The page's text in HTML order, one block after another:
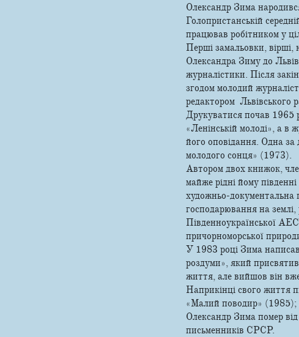
Олександр Зима
Голопристанській
працював робітником у
Перші замальовки, вірші,
Олександра Зиму до
журналістики. Після
згодом молодий
редактором Львівського
Друкуватися почав 1965
«Ленінській молоді», а
його оповідання. Одна
молодого сонця» (1973).
Автором двох книжок,
майже рідні йому
художньо-документальна
господарювання на
Південноукраїнської
причорноморської
У 1983 році Зима
роздуми», який
життя, але вийшов він
Наприкінці свого життя
«Малий поводир» (1985);
Олександр Зима помер
письменників СРСР.